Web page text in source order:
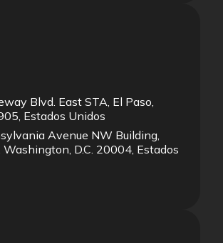
Blvd. East STA, El Paso,
Estados Unidos
Avenue NW Building,
D.C. 20004, Estados